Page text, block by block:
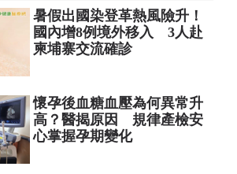
暑假出國染登革熱風險升！
國內增8例境外移入 3人赴
柬埔寨交流確診
懷孕後血糖血壓為何異常升
高？醫揭原因 規律產檢安
心掌握孕期變化